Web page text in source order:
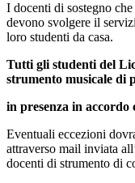
I docenti di sostegno
devono svolgere il
loro studenti da casa.
Tutti gli studenti del
strumento musicale di
in presenza in
Eventuali eccezioni
attraverso mail inviata
docenti di strumento di